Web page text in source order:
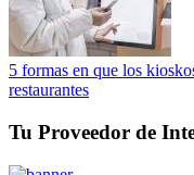
5 formas en que los
restaurantes
Tu Proveedor de